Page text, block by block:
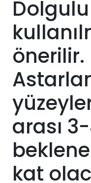
önerilir.
arası
kat